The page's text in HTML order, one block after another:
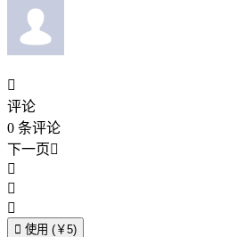

评论
0 条评论
下一页



 使用 (￥5)